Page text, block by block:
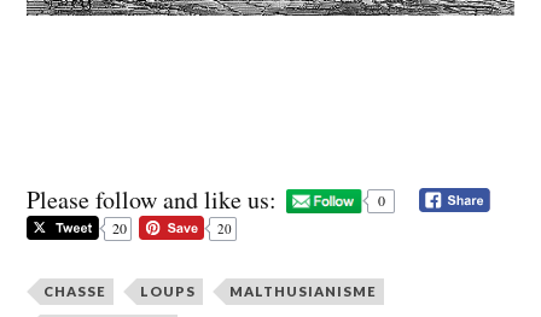
Please follow and like us:
0
20
20
CHASSE LOUPS MALTHUSIANISME